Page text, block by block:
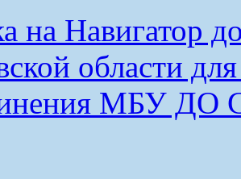
на Навигатор
области
МБУ ДО